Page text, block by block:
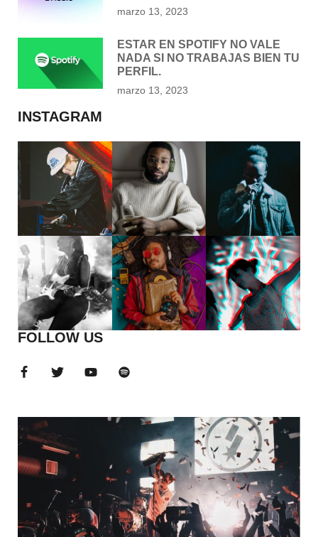
marzo 13, 2023
ESTAR EN SPOTIFY NO VALE
NADA SI NO TRABAJAS BIEN TU
PERFIL.
marzo 13, 2023
INSTAGRAM
FOLLOW US